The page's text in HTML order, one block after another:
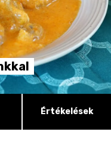
Értékelések